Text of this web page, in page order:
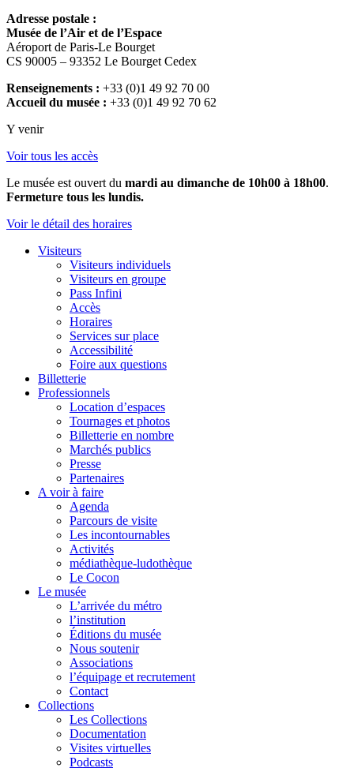
Adresse postale :
Musée de l’Air et de l’Espace
Aéroport de Paris-Le Bourget
CS 90005 – 93352 Le Bourget Cedex
Renseignements : +33 (0)1 49 92 70 00
Accueil du musée : +33 (0)1 49 92 70 62
Y venir
Voir tous les accès
Le musée est ouvert du mardi au dimanche de 10h00 à 18h00.
Fermeture tous les lundis.
Voir le détail des horaires
Visiteurs
Visiteurs individuels
Visiteurs en groupe
Pass Infini
Accès
Horaires
Services sur place
Accessibilité
Foire aux questions
Billetterie
Professionnels
Location d’espaces
Tournages et photos
Billetterie en nombre
Marchés publics
Presse
Partenaires
A voir à faire
Agenda
Parcours de visite
Les incontournables
Activités
médiathèque-ludothèque
Le Cocon
Le musée
L’arrivée du métro
l’institution
Éditions du musée
Nous soutenir
Associations
l’équipage et recrutement
Contact
Collections
Les Collections
Documentation
Visites virtuelles
Podcasts